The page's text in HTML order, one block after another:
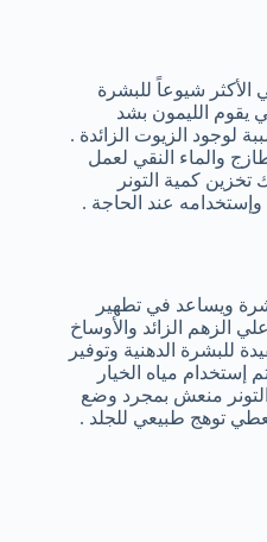
الأكثر شيوعاً للبشرة
يقوم الليمون بشد
لوجود الزيوت الزائدة .
الطازج والماء النقي لعمل
كمية التونر
عند الحاجة .
ويساعد في تطهير
الزهم الزائد والأوساخ
للبشرة الدهنية وتوفير
إستخدام مياه الخيار
منعش بمجرد وضع
توهج طبيعي للجلد .